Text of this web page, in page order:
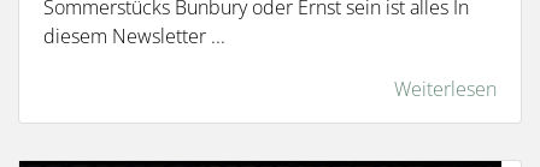
Sommerstücks Bunbury oder Ernst sein ist alles In
diesem Newsletter ...
Weiterlesen